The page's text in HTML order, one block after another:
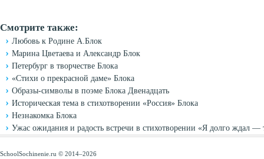
Смотрите также:
Любовь к Родине А.Блок
Марина Цветаева и Александр Блок
Петербург в творчестве Блока
«Стихи о прекрасной даме» Блока
Образы-символы в поэме Блока Двенадцать
Историческая тема в стихотворении «Россия» Блока
Незнакомка Блока
Ужас ожидания и радость встречи в стихотворении «Я долго ждал
SchoolSochinenie.ru © 2014–2026